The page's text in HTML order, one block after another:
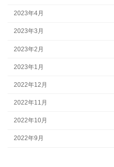
2023年4月
2023年3月
2023年2月
2023年1月
2022年12月
2022年11月
2022年10月
2022年9月